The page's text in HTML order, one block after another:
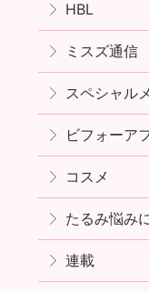
HBL
ミスズ通信
スペシャル
ビフォーア
コスメ
たるみ悩み
連載